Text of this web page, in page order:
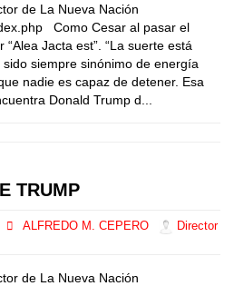
de La Nueva Nación
Como Cesar al pasar el
Jacta est”. “La suerte está
siempre sinónimo de energía
nadie es capaz de detener. Esa
Donald Trump d...
TRUMP
ALFREDO M. CEPERO
Director
de La Nueva Nación